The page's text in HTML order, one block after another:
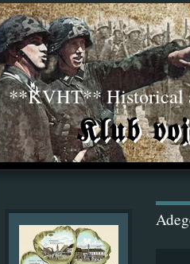
**KVHT** Historical